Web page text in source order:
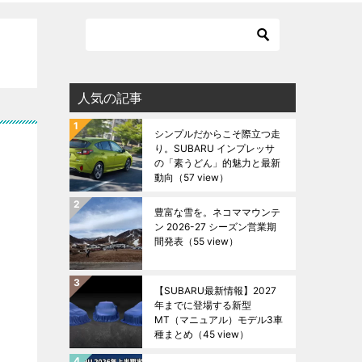
人気の記事
シンプルだからこそ際立つ走
り。SUBARU インプレッサ
の「素うどん」的魅力と最新
動向 （57 view）
豊富な雪を。ネコママウンテ
ン 2026-27 シーズン営業期
間発表 （55 view）
【SUBARU最新情報】2027
年までに登場する新型
MT（マニュアル）モデル3車
種まとめ （45 view）